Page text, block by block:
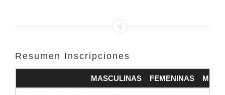
Resumen Inscripciones
MASCULINAS FEMENINAS